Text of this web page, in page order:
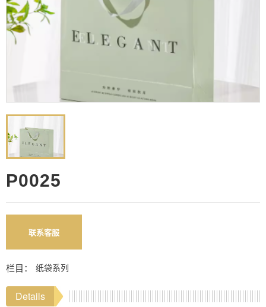
P0025
联系客服
栏目： 纸袋系列
Details